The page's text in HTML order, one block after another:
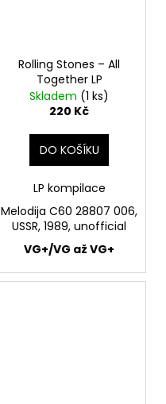
Rolling Stones – All
Together LP
Skladem (1 ks)
220 Kč
DO KOŠÍKU
LP kompilace
Melodija C60 28807 006,
USSR, 1989, unofficial
VG+/VG až VG+